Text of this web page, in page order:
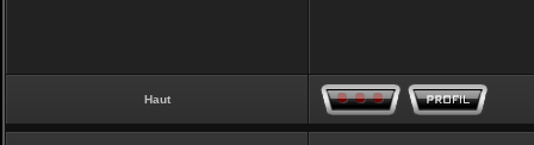
Haut